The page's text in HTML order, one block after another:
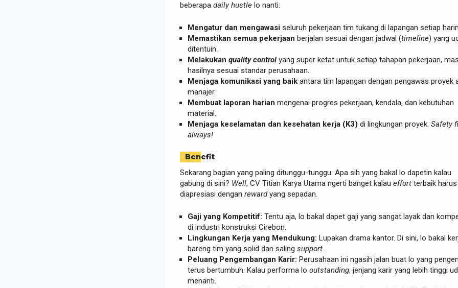
beberapa daily hustle lo nanti:
Mengatur dan mengawasi seluruh pekerjaan tim tukang di lapangan setiap
Memastikan semua pekerjaan berjalan sesuai dengan jadwal (timeline) yang
ditentuin.
Melakukan quality control yang super ketat untuk setiap tahapan pekerjaan,
hasilnya sesuai standar perusahaan.
Menjaga komunikasi yang baik antara tim lapangan dengan pengawas proyek
manajer.
Membuat laporan harian mengenai progres pekerjaan, kendala, dan kebutuhan
material.
Menjaga keselamatan dan kesehatan kerja (K3) di lingkungan proyek. Safety
always!
Benefit
Sekarang bagian yang paling ditunggu-tunggu. Apa sih yang bakal lo dapetin kalau
gabung di sini? Well, CV Titian Karya Utama ngerti banget kalau effort terbaik harus
diapresiasi dengan rewardyang sepadan.
Gaji yang Kompetitif: Tentu aja, lo bakal dapet gaji yang sangat layak dan
di industri konstruksi Cirebon.
Lingkungan Kerja yang Mendukung: Lupakan drama kantor. Di sini, lo bakal
bareng tim yang solid dan saling support
Peluang Pengembangan Karir: Perusahaan ini ngasih jalan buat lo yang pengen
terus bertumbuh. Kalau performa lo outstanding, jenjang karir yang lebih tinggi
menanti.